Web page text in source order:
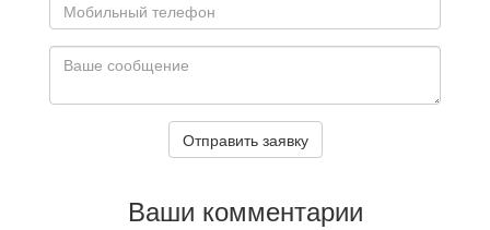
Отправить заявку
Ваши комментарии